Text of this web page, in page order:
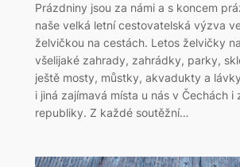
Prázdniny jsou za námi a s koncem
naše velká letní cestovatelská výzva
želvičkou na cestách. Letos želvičky
všelijaké zahrady, zahrádky, parky,
ještě mosty, můstky, akvadukty a
i jiná zajímavá místa u nás v Čechách i
republiky. Z každé soutěžní…